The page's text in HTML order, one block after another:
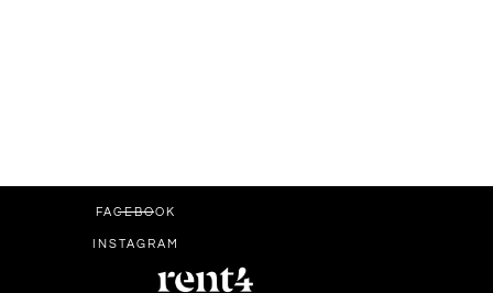
FACEBOOK
INSTAGRAM